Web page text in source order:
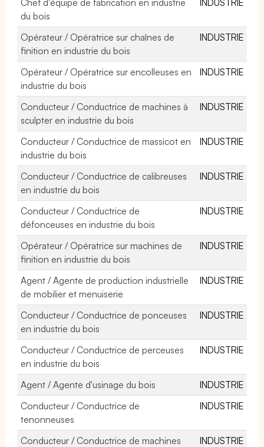
du bois
Opérateur / Opératrice sur chaînes de
finition en industrie du bois
INDUSTRIE
Opérateur / Opératrice sur encolleuses en
industrie du bois
INDUSTRIE
Conducteur / Conductrice de machines à
sculpter en industrie du bois
INDUSTRIE
Conducteur / Conductrice de massicot en
industrie du bois
INDUSTRIE
Conducteur / Conductrice de calibreuses
en industrie du bois
INDUSTRIE
Conducteur / Conductrice de
défonceuses en industrie du bois
INDUSTRIE
Opérateur / Opératrice sur machines de
finition en industrie du bois
INDUSTRIE
Agent / Agente de production industrielle
de mobilier et menuiserie
INDUSTRIE
Conducteur / Conductrice de ponceuses
en industrie du bois
INDUSTRIE
Conducteur / Conductrice de perceuses
en industrie du bois
INDUSTRIE
Agent / Agente d'usinage du bois
INDUSTRIE
Conducteur / Conductrice de
tenonneuses
INDUSTRIE
Conducteur / Conductrice de machines
INDUSTRIE